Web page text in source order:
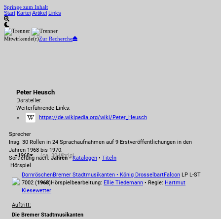
Springe zum Inhalt
Start Kartei Artikel Links
Mitwirkende(r)Zur Recherche
Peter Heusch
Darsteller.
Weiterführende Links:
https://de.wikipedia.org/wiki/Peter_Heusch
Sprecher
Insg. 30 Rollen in 24 Sprachaufnahmen auf 9 Erstveröffentlichungen in den
Jahren 1968 bis 1970.
Sortierung nach: Jahren•Katalogen • Titeln
1968
(ca. 30-jährig)
Hörspiel
DornröschenBremer Stadtmusikanten • König DrosselbartFalcon LP L-ST
7002 (1968) Hörspielbearbeitung: Ellie Tiedemann • Regie: Hartmut
Kiesewetter
Auftritt:
Die Bremer Stadtmusikanten